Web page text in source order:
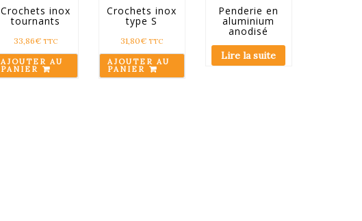
Crochets inox
tournants
33,86€ TTC
AJOUTER AU
PANIER
Crochets inox
type S
31,80€ TTC
AJOUTER AU
PANIER
Penderie en
aluminium
anodisé
Lire la suite